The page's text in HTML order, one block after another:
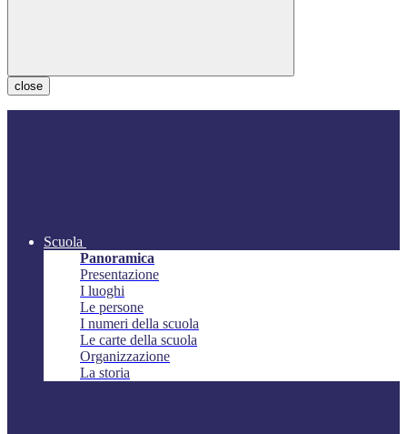
close
Scuola
Panoramica
Presentazione
I luoghi
Le persone
I numeri della scuola
Le carte della scuola
Organizzazione
La storia